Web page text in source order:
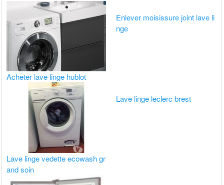
Acheter lave linge hublot
Enlever moisissure joint lave li
nge
Lave linge vedette ecowash gr
and soin
Lave linge leclerc brest